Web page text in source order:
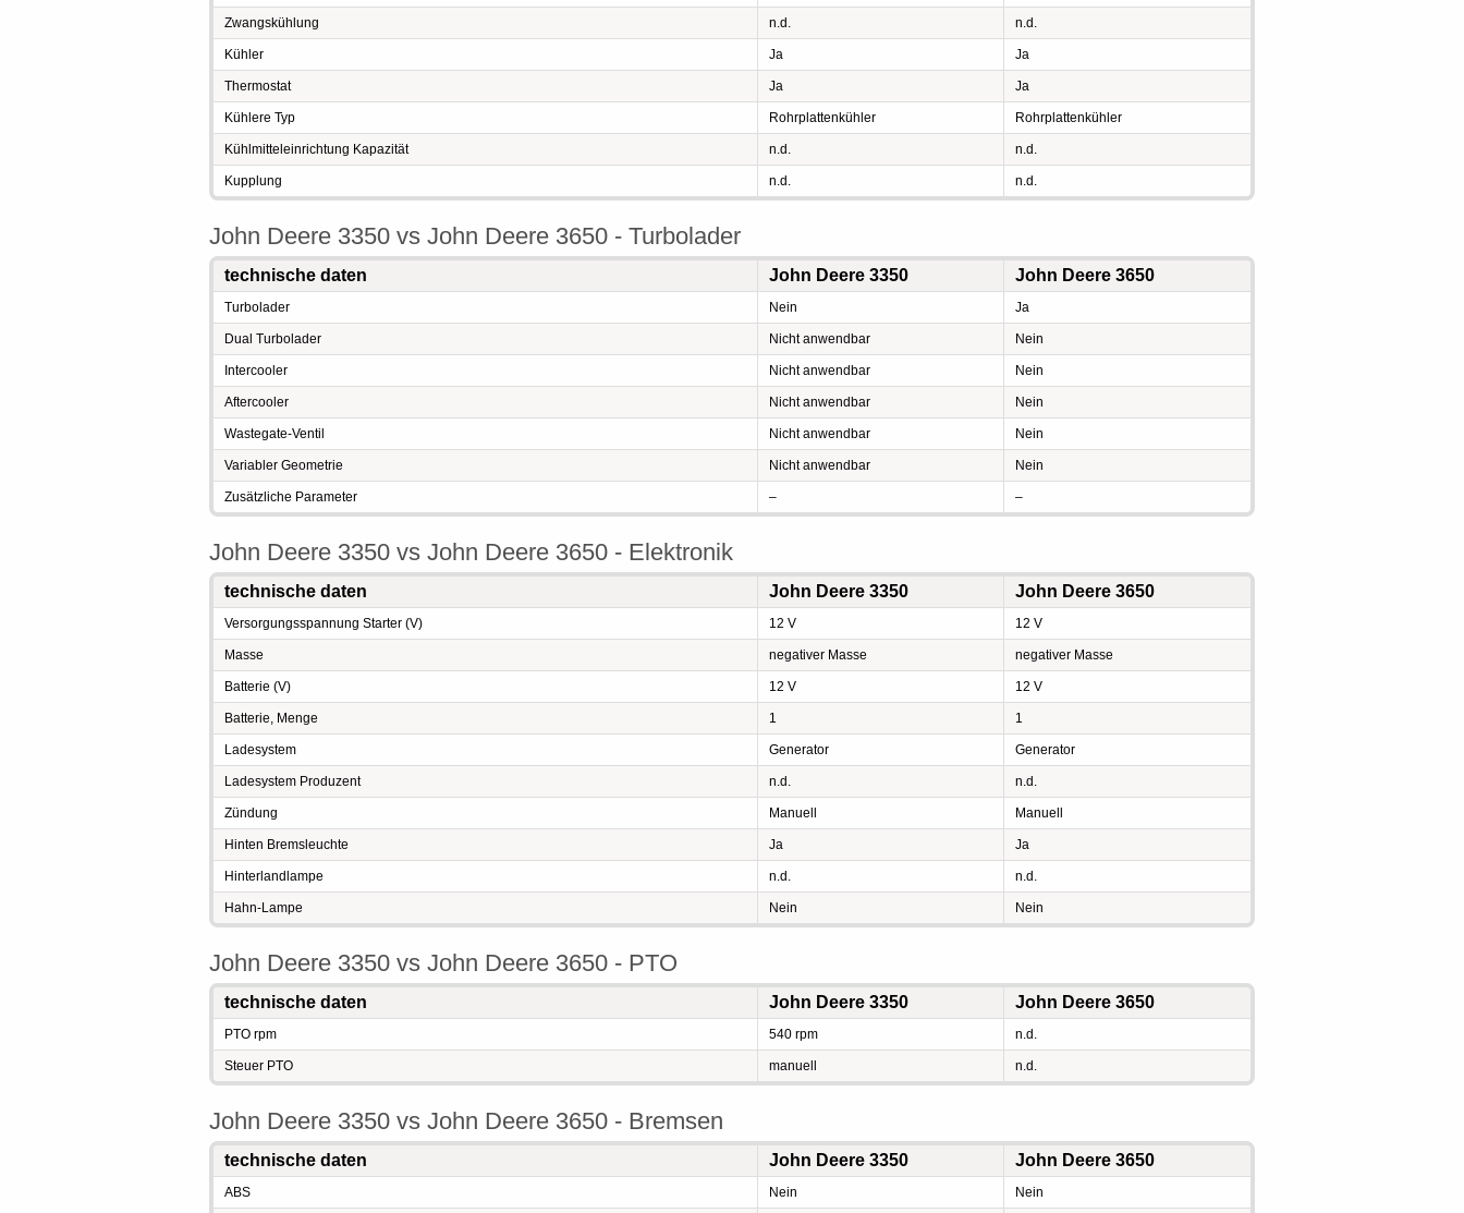
Zwangskühlung n.d. n.d.
Kühler Ja Ja
Thermostat Ja Ja
Kühlere Typ Rohrplattenkühler Rohrplattenkühler
Kühlmitteleinrichtung Kapazität n.d. n.d.
Kupplung n.d. n.d.
John Deere 3350 vs John Deere 3650 - Turbolader
technische daten John Deere 3350 John Deere 3650
Turbolader Nein Ja
Dual Turbolader Nicht anwendbar Nein
Intercooler Nicht anwendbar Nein
Aftercooler Nicht anwendbar Nein
Wastegate-Ventil Nicht anwendbar Nein
Variabler Geometrie Nicht anwendbar Nein
Zusätzliche Parameter – –
John Deere 3350 vs John Deere 3650 - Elektronik
technische daten John Deere 3350 John Deere 3650
Versorgungsspannung Starter (V) 12 V 12 V
Masse negativer Masse negativer Masse
Batterie (V) 12 V 12 V
Batterie, Menge 1 1
Ladesystem Generator Generator
Ladesystem Produzent n.d. n.d.
Zündung Manuell Manuell
Hinten Bremsleuchte Ja Ja
Hinterlandlampe n.d. n.d.
Hahn-Lampe Nein Nein
John Deere 3350 vs John Deere 3650 - PTO
technische daten John Deere 3350 John Deere 3650
PTO rpm 540 rpm n.d.
Steuer PTO manuell n.d.
John Deere 3350 vs John Deere 3650 - Bremsen
technische daten John Deere 3350 John Deere 3650
ABS Nein Nein